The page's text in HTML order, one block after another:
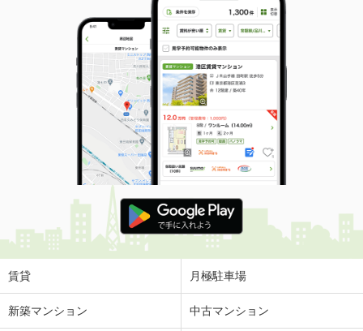
賃貸 月極駐車場
新築マンション 中古マンション